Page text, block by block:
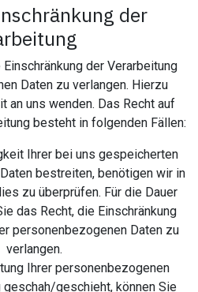
der
der Verarbeitung
Daten zu verlangen. Hierzu
an uns wenden. Das Recht auf
besteht in folgenden Fällen:
Ihrer bei uns gespeicherten
bestreiten, benötigen wir in
zu überprüfen. Für die Dauer
das Recht, die Einschränkung
personenbezogenen Daten zu
verlangen.
Ihrer personenbezogenen
geschah/geschieht, können Sie